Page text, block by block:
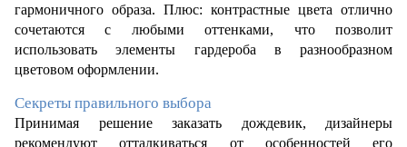
гармоничного образа. Плюс: контрастные цвета отлично
сочетаются с любыми оттенками, что позволит
использовать элементы гардероба в разнообразном
цветовом оформлении.
Секреты правильного выбора
Принимая решение заказать дождевик, дизайнеры
рекомендуют отталкиваться от особенностей его